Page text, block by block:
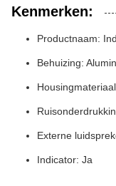
Kenmerken:
Productnaam:
Behuizing:
Externe
Indicator: Ja